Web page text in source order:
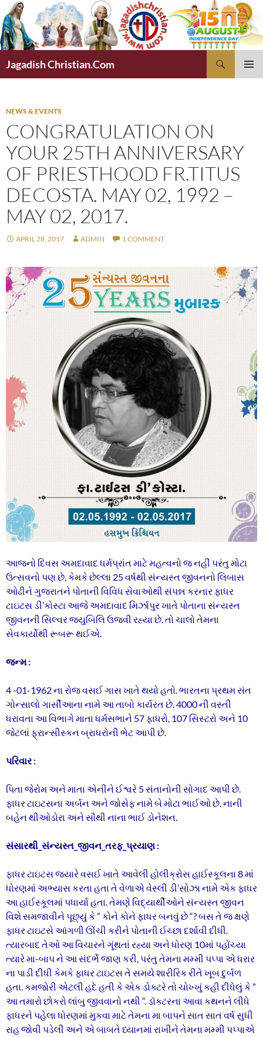
Skip
to
content
Jagadish Christian.Com
NEWS & EVENTS
CONGRATULATION ON
YOUR 25TH ANNIVERSARY
OF PRIESTHOOD FR.TITUS
DECOSTA. MAY 02, 1992 –
MAY 02, 2017.
APRIL 28, 2017 ADMIN 1 COMMENT
આજનો દિવસ અમદાવાદ ધર્મપ્રાંત માટે મહત્વનો જ નહીં પરંતુ મોટા
ઉત્સવનો પણ છે, કેમકે છેલ્લા 25 વર્ષથી સંન્યસ્ત જીવનનો લિબાસ
ઓઢીને ગુજરાતને પોતાની વિવિધ સેવાઓથી સંપન્ન કરનાર ફાધર
ટાઇટસ ડી’કોસ્ટા આજે અમદાવાદ મિર્ઝાપુર ખાતે પોતાના સંન્યસ્ત
જીવનની સિલ્વર જ્યુબિલિ ઉજવી રહ્યા છે. તો ચાલો તેમના
સેવકાર્યોથી રૂબરૂ થઈએ.
જન્મ :
4 -01-1962 ના રોજ વસઈ ગાસ ખાતે થયો હતો. ભારતના પ્રથમ સંત
ગોન્સાલો ગાર્સીઆના નામે આ તાબો કાર્યરત છે. 4000 ની વસ્તી
ધરાવતા આ વિભાગે માતા ધર્મસભાને 57 ફાધરો, 107 સિસ્ટરો અને 10
જેટલાં ફ્રાન્સીસ્કન બ્રાધરોની ભેટ આપી છે.
પરિવાર :
પિતા જેરોમ અને માતા એનીને ઈશ્વરે 5 સંતાનોની સોગાદ આપી છે.
ફાધર ટાઇટસના અર્બન અને જોસેફ નામે બે મોટા ભાઈઓ છે. નાની
બહેન થીઓડોરા અને સૌથી નાના ભાઈ ડોનેશન.
સંસારથી_સંન્યસ્ત_જીવન_તરફ_પ્રયાણ :
ફાધર ટાઇટસ જ્યારે વસઈ ખાતે આવેલી હોલીક્રોસ હાઈસ્કૂલના 8 માં
ધોરણમાં અભ્યાસ કરતા હતા તે વેળાએ વેસ્લી ડી’સોઝા નામે એક ફાધર
આ હાઈસ્કૂલમાં પધાર્યા હતા. તેમણે વિદ્યાર્થીઓને સંન્યસ્ત જીવન
વિશે સમજાવીને પૂછ્યું કે ” કોને કોને ફાધર બનવું છે “? બસ તે જ ક્ષણે
ફાધર ટાઇટસે આંગળી ઊંચી કરીને પોતાની ઈચ્છા દર્શાવી દીધી.
ત્યારબાદ તેઓ આ વિચારને ગૂંથતાં રહ્યા અને ધોરણ 10માં પહોંચ્યા
ત્યારે મા-બાપ ને આ સંદર્ભે જાણ કરી, પરંતુ તેમના મમ્મી પપ્પા એ ધરાર
ના પાડી દીધી કેમકે ફાધર ટાઇટસ તે સમયે શારીરિક રીતે ખૂબ દુર્બળ
હતા. કમજોરી એટલી હદે હતી કે એક ડોક્ટરે તો ચોખ્ખું કહી દીધેલું કે ”
આ તમારો છોકરો લાંબુ જીવવાનો નથી “. ડૉક્ટરના આવા કથનને લીધે
ફાધરને પહેલા ધોરણમાં મુકવા માટે તેમના મા બાપને સાત સાત વર્ષ સુધી
રાહ જોવી પડેલી અને એ બાબતે ધ્યાનમાં રાખીને તેમના મમ્મી પપ્પાએ